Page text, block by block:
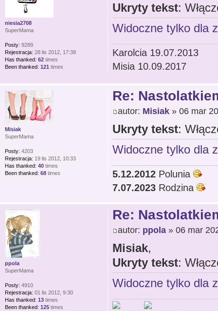
Ukryty tekst:
Widoczne tylko dla
Karolcia 19.07.2013
Misia 10.09.2017
niesia2708
SuperMama
Posty: 9289
Rejestracja: 28 lis 2012, 17:38
Has thanked: 62 times
Been thanked: 121 times
Re:
autor: Misiak» 06 mar
Ukryty tekst:
Widoczne tylko dla
5.12.2012Polunia
7.07.2023Rodzina
Misiak
SuperMama
Posty: 4203
Rejestracja: 19 lis 2012, 10:33
Has thanked: 40 times
Been thanked: 68 times
Re:
autor: ppola» 06 mar
Misiak,
Ukryty tekst:
Widoczne tylko dla
ppola
SuperMama
Posty: 4910
Rejestracja: 01 lis 2012, 9:30
Has thanked: 13 times
Been thanked: 125 times